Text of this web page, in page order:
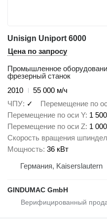
Unisign Uniport 6000
Цена по запросу
Промышленное
фрезерный станок
2010
55 000 м/ч
ЧПУ ✓ Перемещение по
Перемещение по оси Y 1
Перемещение по оси Z 1
Скорость вращения
Мощность 36 кВт
Германия, Kaiserslautern
GINDUMAC GmbH